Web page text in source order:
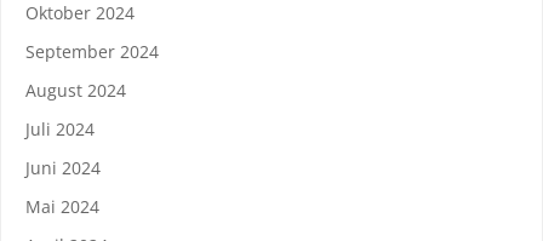
Oktober 2024
September 2024
August 2024
Juli 2024
Juni 2024
Mai 2024